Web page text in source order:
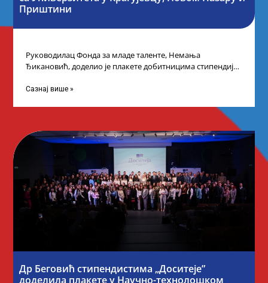
Приштини
Руководилац Фонда за младе таленте, Немања
Ђикановић, доделио је плакете добитницима стипендије
Сазнај више »
Др Беговић стипендистима „Доситеје”
доделила плакете у Научно-технолошком